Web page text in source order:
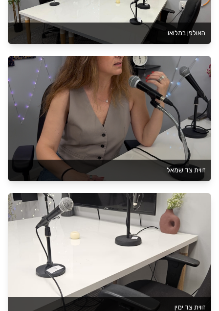
האולפן במלואו
זווית צד שמאל
זווית צד ימין